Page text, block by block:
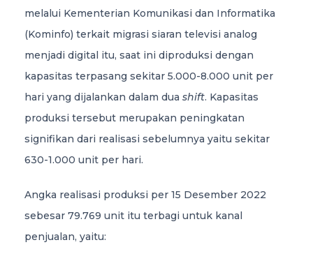
melalui Kementerian Komunikasi dan Informatika
(Kominfo) terkait migrasi siaran televisi analog
menjadi digital itu, saat ini diproduksi dengan
kapasitas terpasang sekitar 5.000-8.000 unit per
hari yang dijalankan dalam dua shift. Kapasitas
produksi tersebut merupakan peningkatan
signifikan dari realisasi sebelumnya yaitu sekitar
630-1.000 unit per hari.
Angka realisasi produksi per 15 Desember 2022
sebesar 79.769 unit itu terbagi untuk kanal
penjualan, yaitu: